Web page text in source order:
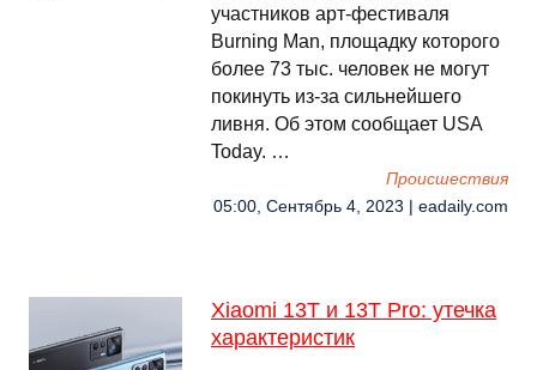
участников арт-фестиваля
Burning Man, площадку которого
более 73 тыс. человек не могут
покинуть из-за сильнейшего
ливня. Об этом сообщает USA
Today. …
Происшествия
05:00, Сентябрь 4, 2023 | eadaily.com
Xiaomi 13T и 13T Pro: утечка
характеристик